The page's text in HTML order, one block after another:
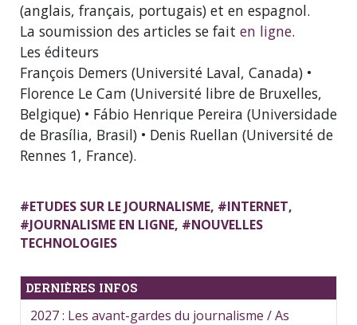
(anglais, français, portugais) et en espagnol.
La soumission des articles se fait en ligne.
Les éditeurs
François Demers (Université Laval, Canada) •
Florence Le Cam (Université libre de Bruxelles,
Belgique) • Fábio Henrique Pereira (Universidade
de Brasília, Brasil) • Denis Ruellan (Université de
Rennes 1, France).
#ETUDES SUR LE JOURNALISME, #INTERNET,
#JOURNALISME EN LIGNE, #NOUVELLES
TECHNOLOGIES
DERNIÈRES INFOS
2027 : Les avant-gardes du journalisme / As